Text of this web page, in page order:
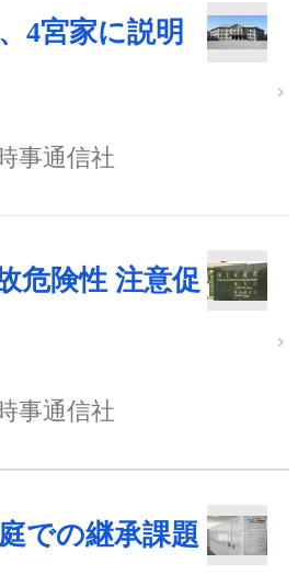
4宮家に説明
事通信社
危険性 注意促
事通信社
での継承課題